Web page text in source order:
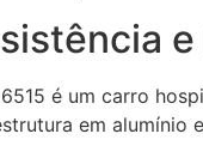
6515 é um carro
em alumínio